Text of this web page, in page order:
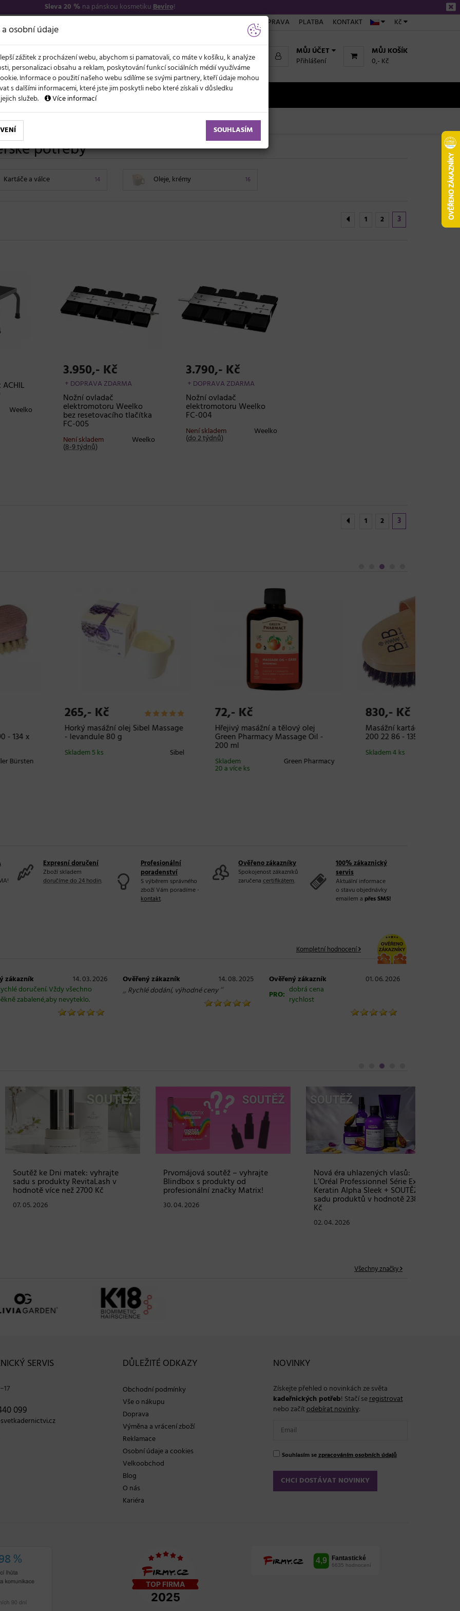
Sleva 20 % na pánskou kosmetikuBeviro!
Kč
DOPRAVA PLATBA KONTAKT
MŮJ KOŠÍK
0,- Kč
MŮJ ÚČET
Přihlášení
NOVĚ LÉTO A VLASY AKCE
potřeby
14
Kartáče a válce 16
Oleje, krémy
1 2 3
Weelko
3.950,- Kč
+ DOPRAVA ZDARMA
Nožní ovladač
elektromotoru Weelko
bez resetovacího tlačítka
FC-005
Weelko
Není skladem
(8-9 týdnů)
3.790,- Kč
+ DOPRAVA ZDARMA
Nožní ovladač
elektromotoru Weelko
FC-004
Weelko
Není skladem
(do 2 týdnů)
1 2 3
masážní a tělový olej
Pharmacy Massage Oil -
830,- Kč
Masážní kartáč Keller ionizační Horký masážní olej Sibel Massage
- argan 80 g
Sibel
Expresní doručení
Zboží skladem
doručíme do 24 hodin.
Profesionální
poradenství
S výběrem správného
zboží Vám poradíme -
kontakt.
Ověřeno zákazníky
Spokojenost zákazníků
zaručena certifikátem.
100% zákaznický
servis
Aktuální informace
o stavu objednávky
emailem a přes SMS!
Kompletní hodnocení
zákazník
14. 03. 2026
doručení. Vždy všechno
zabalené,aby nevyteklo.
Ověřený zákazník 14. 08. 2025
„ Rychlé dodání, výhodné ceny“
Ověřený zákazník
01. 06. 2026
PRO: dobrá cena
rychlost
ke Dni matek: vyhrajte
s produkty RevitaLash v
více než 2700 Kč
2026
Prvomájová soutěž – vyhrajte
Blindbox s produkty od
profesionální značky Matrix!
30. 04. 2026
Nová éra uhlazených vlasů:
L’Oréal Professionnel Série Expert
Keratin Alpha Sleek + SOUTĚŽ o
sadu produktů v hodnotě 2380
02. 04. 2026
Všechny značky
SERVIS
099
DŮLEŽITÉ ODKAZY
Obchodní podmínky
Vše o nákupu
Doprava
Výměna a vrácení zboží
Reklamace
Osobní údaje a cookies
Velkoobchod
Blog
O nás
Kariéra
NOVINKY
Získejte přehled o novinkách ze světa
kadeřnických potřeb! Stačí seregistrovat
nebo začítodebírat novinky:
Souhlasím sezpracováním osobních údajů
osobní údaje
zážitek z procházení webu, abychom si pamatovali, co máte v košíku, k analýze
personalizaci obsahu a reklam, poskytování funkcí sociálních médií využíváme
Informace o použití našeho webu sdílíme se svými partnery, kteří údaje mohou
s dalšími informacemi, které jste jim poskytli nebo které získali v důsledku
služeb.
Více informací
SOUHLASÍM